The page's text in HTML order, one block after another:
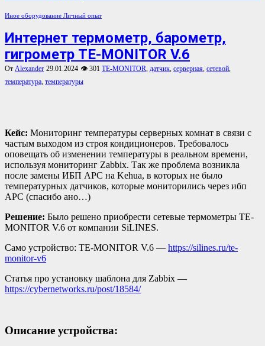
Иное оборудование Личный опыт
Интернет термометр, барометр,
гигрометр TE-MONITOR V.6
От Alexander 29.01.2024 👁 301 TE-MONITOR, датчик, серверная, сетевой,
температура, температуры
Кейс: Мониторинг температуры серверных комнат в связи с
частым выходом из строя кондиционеров. Требовалось
оповещать об изменении температуры в реальном времени,
используя мониторинг Zabbix. Так же проблема возникла
после замены ИБП APC на Kehua, в которых не было
температурных датчиков, которые мониторились через ибп
APC (спасибо ано…)
Решение: Было решено приобрести сетевые термометры TE-
MONITOR V.6 от компании SiLINES.
Само устройство: TE-MONITOR V.6 — https://silines.ru/te-
monitor-v6
Статья про установку шаблона для Zabbix —
https://cybernetworks.ru/post/18584/
Описание устройства: